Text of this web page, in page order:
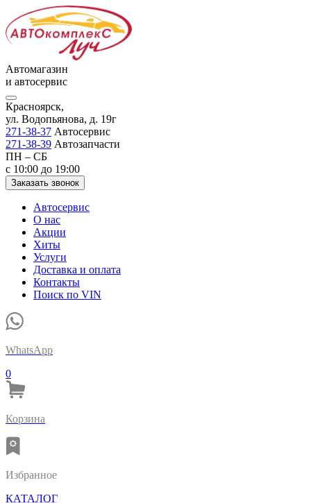
Автомагазин
и автосервис
Красноярск,
ул. Водопьянова, д. 19г
271-38-37 Автосервис
271-38-39 Автозапчасти
ПН – СБ
с 10:00 до 19:00
Заказать звонок
Автосервис
О нас
Акции
Хиты
Услуги
Доставка и оплата
Контакты
Поиск по VIN
WhatsApp
0
Корзина
Избранное
КАТАЛОГ